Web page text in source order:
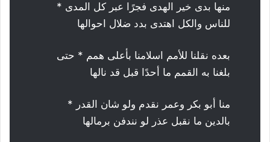
منها بدى خير الهدى فجرًا عبر كل المدى *
للناس والكل اهتدى بدد ضلال احوالها
بعده نقلنا للأمم اسلامنا بأعلى همم * حتى
بلغنا به القمم ما أحدًا قبل قد نالها
منا أبو بكر وعمر نقدم ولو شان القدر *
بالدين ما نقبل عذر لو نندفن برمالها